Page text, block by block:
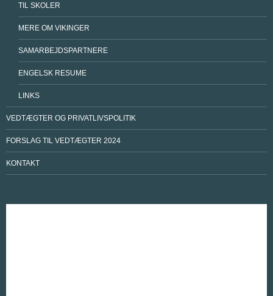
TIL SKOLER
MERE OM VIKINGER
SAMARBEJDSPARTNERE
ENGELSK RESUME
LINKS
VEDTÆGTER OG PRIVATLIVSPOLITIK
FORSLAG TIL VEDTÆGTER 2024
KONTAKT